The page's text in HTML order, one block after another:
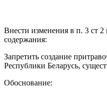
Внести изменения в п. 3 ст 2
содержания:
Запретить создание
Республики Беларусь,
Обоснование: